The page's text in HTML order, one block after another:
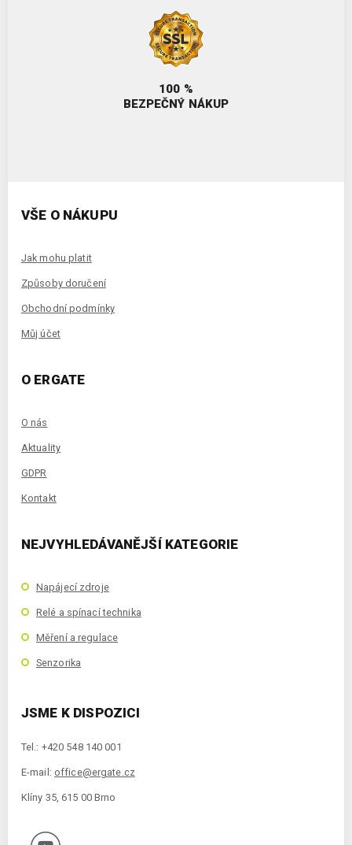
100 %
BEZPEČNÝ NÁKUP
VŠE O NÁKUPU
Jak mohu platit
Způsoby doručení
Obchodní podmínky
Můj účet
O ERGATE
O nás
Aktuality
GDPR
Kontakt
NEJVYHLEDÁVANĚJŠÍ KATEGORIE
Napájecí zdroje
Relé a spínací technika
Měření a regulace
Senzorika
JSME K DISPOZICI
Tel.: +420 548 140 001
E-mail: office@ergate.cz
Klíny 35, 615 00 Brno